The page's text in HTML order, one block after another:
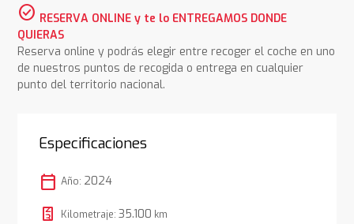
check_circle RESERVA ONLINE y te lo ENTREGAMOS DONDE
QUIERAS
Reserva online y podrás elegir entre recoger el coche en uno
de nuestros puntos de recogida o entrega en cualquier
punto del territorio nacional.
Especificaciones
calendar_today Año: 2024
Kilometraje: 35.100 km